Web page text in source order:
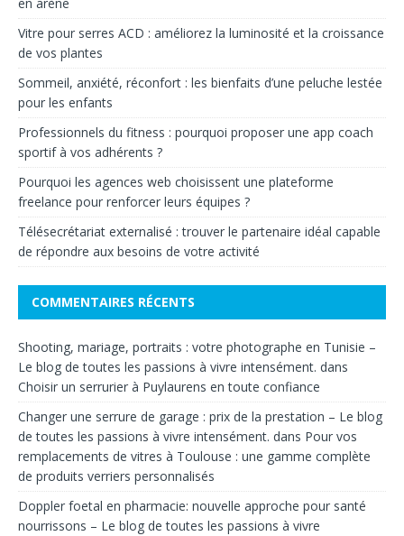
Vitre pour serres ACD : améliorez la luminosité et la croissance
de vos plantes
Sommeil, anxiété, réconfort : les bienfaits d’une peluche lestée
pour les enfants
Professionnels du fitness : pourquoi proposer une app coach
sportif à vos adhérents ?
Pourquoi les agences web choisissent une plateforme
freelance pour renforcer leurs équipes ?
Télésecrétariat externalisé : trouver le partenaire idéal capable
de répondre aux besoins de votre activité
COMMENTAIRES RÉCENTS
Shooting, mariage, portraits : votre photographe en Tunisie –
Le blog de toutes les passions à vivre intensément. dans
Choisir un serrurier à Puylaurens en toute confiance
Changer une serrure de garage : prix de la prestation – Le blog
de toutes les passions à vivre intensément. dans Pour vos
remplacements de vitres à Toulouse : une gamme complète
de produits verriers personnalisés
Doppler foetal en pharmacie: nouvelle approche pour santé
nourrissons – Le blog de toutes les passions à vivre